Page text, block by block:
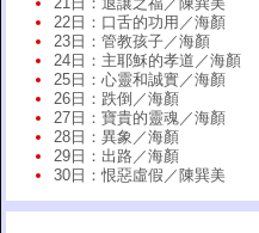
22日：口舌的功用／海顏
23日：管教孩子／海顏
24日：主耶穌的孝道／海顏
25日：心靈和誠實／海顏
26日：跌倒／海顏
27日：寶貴的靈魂／海顏
28日：異象／海顏
29日：出路／海顏
30日：恨惡虛假／陳巽美